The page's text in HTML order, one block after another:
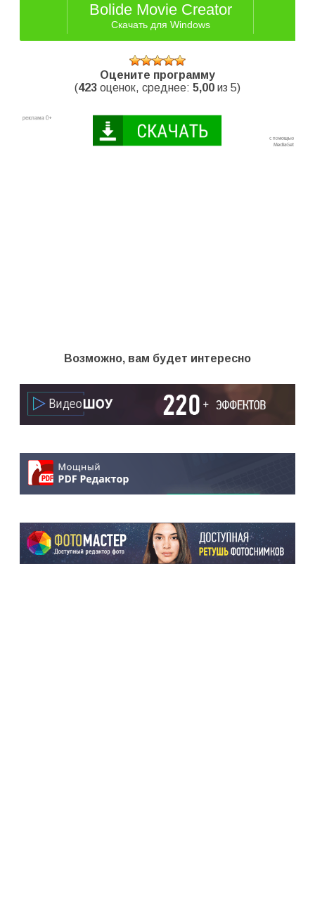
Bolide Movie Creator
Скачать для Windows
Оцените программу
(423 оценок, среднее: 5,00 из 5)
Возможно, вам будет интересно